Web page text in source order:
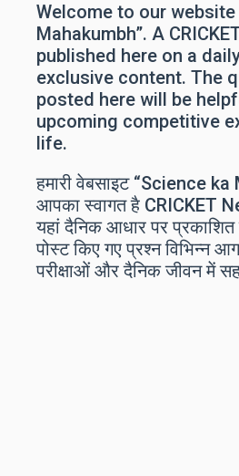
Welcome to our website
Mahakumbh”. A
published here on a
exclusive content. The
posted here will be
upcoming competitive
life.
हमारी वेबसाइट “Science
आपका स्वागत है CRICKET
यहां दैनिक आधार पर प्रकाशित
पोस्ट किए गए प्रश्न विभिन्न
परीक्षाओं और दैनिक जीवन में